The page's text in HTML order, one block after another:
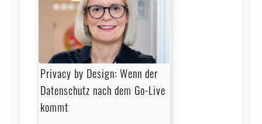
Privacy by Design: Wenn der
Datenschutz nach dem Go-Live
kommt